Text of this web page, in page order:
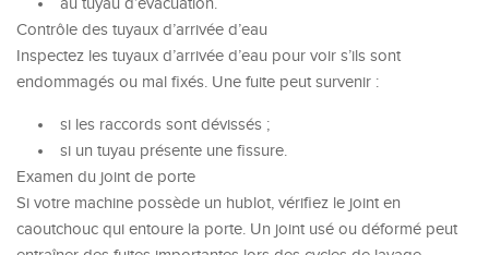
au tuyau d’évacuation.
Contrôle des tuyaux d’arrivée d’eau
Inspectez les tuyaux d’arrivée d’eau pour voir s’ils sont
endommagés ou mal fixés. Une fuite peut survenir :
si les raccords sont dévissés ;
si un tuyau présente une fissure.
Examen du joint de porte
Si votre machine possède un hublot, vérifiez le joint en
caoutchouc qui entoure la porte. Un joint usé ou déformé peut